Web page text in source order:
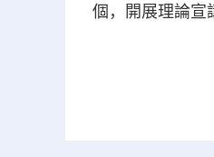
個，開展理論宣